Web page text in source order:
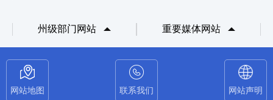
州级部门网站 重要媒体网站
网站地图 联系我们 网站声明